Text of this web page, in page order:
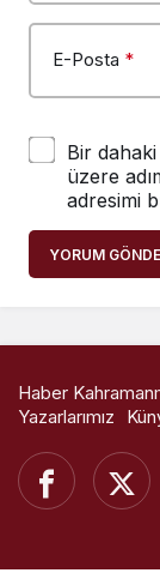
E-Posta *
Bir
üzere
adresimi
YORUM
Haber
Yazarlarımız